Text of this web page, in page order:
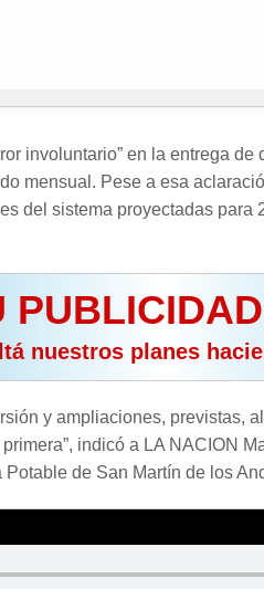
involuntario” en la entrega
mensual. Pese a esa
del sistema proyectadas para
nuestros planes
y ampliaciones, previstas,
indicó a LA NACION
de San Martín de los